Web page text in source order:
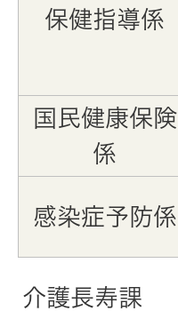
保健指導係
国民健康保険
係
感染症予防係
介護長寿課